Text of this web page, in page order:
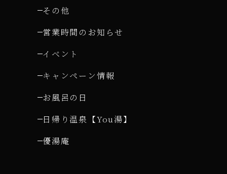
その他
営業時間のお知らせ
イベント
キャンペーン情報
お風呂の日
日帰り温泉【You湯】
優湯庵